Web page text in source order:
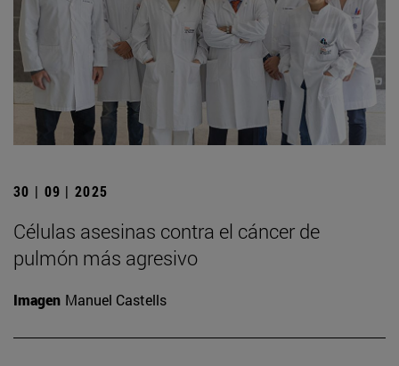
30 | 09 | 2025
Células asesinas contra el cáncer de
pulmón más agresivo
Imagen Manuel Castells